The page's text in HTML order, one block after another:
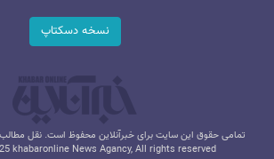
نسخه دسکتاپ
تمامی حقوق این سایت برای خبرآنلاین محفوظ است. نقل مطالب
khabaronline News Agancy, All rights reserved